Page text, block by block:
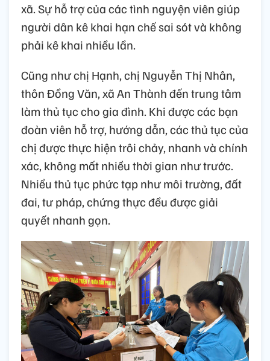
xã. Sự hỗ trợ của các tình nguyện viên giúp
người dân kê khai hạn chế sai sót và không
phải kê khai nhiều lần.
Cũng như chị Hạnh, chị Nguyễn Thị Nhân,
thôn Đồng Văn, xã An Thành đến trung tâm
làm thủ tục cho gia đình. Khi được các bạn
đoàn viên hỗ trợ, hướng dẫn, các thủ tục của
chị được thực hiện trôi chảy, nhanh và chính
xác, không mất nhiều thời gian như trước.
Nhiều thủ tục phức tạp như môi trường, đất
đai, tư pháp, chứng thực đều được giải
quyết nhanh gọn.